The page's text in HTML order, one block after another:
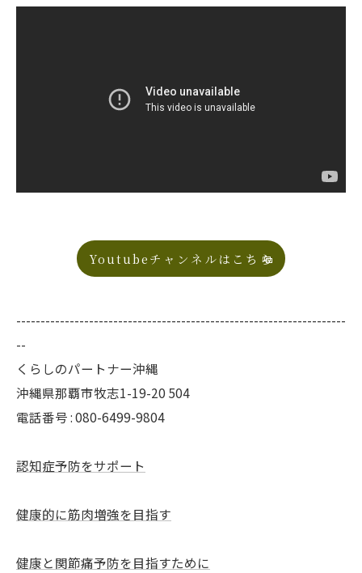
Youtubeチャンネルはこちら
--------------------------------------------------------------------
--
くらしのパートナー沖縄
沖縄県那覇市牧志1-19-20 504
電話番号 : 080-6499-9804
認知症予防をサポート
健康的に筋肉増強を目指す
健康と関節痛予防を目指すために